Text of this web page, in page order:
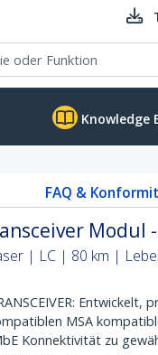
Knowledge
FAQ &
Modul -
| LC | 80 km |
Entwickelt,
MSA
Konnektivität zu